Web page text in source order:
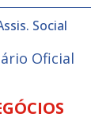
Social
Oficial